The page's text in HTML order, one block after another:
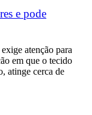
e pode
atenção para
em que o tecido
atinge cerca de